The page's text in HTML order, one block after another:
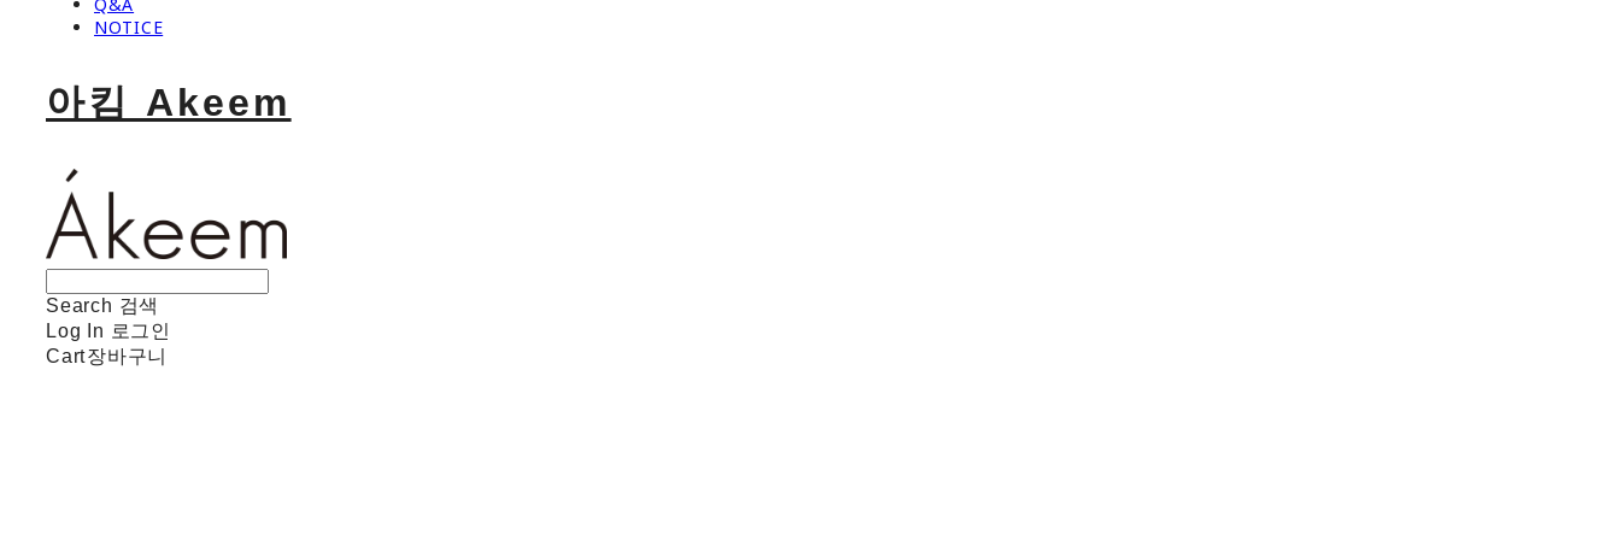
NOTICE
아킴 Akeem
Search 검색
Log In 로그인
Cart장바구니